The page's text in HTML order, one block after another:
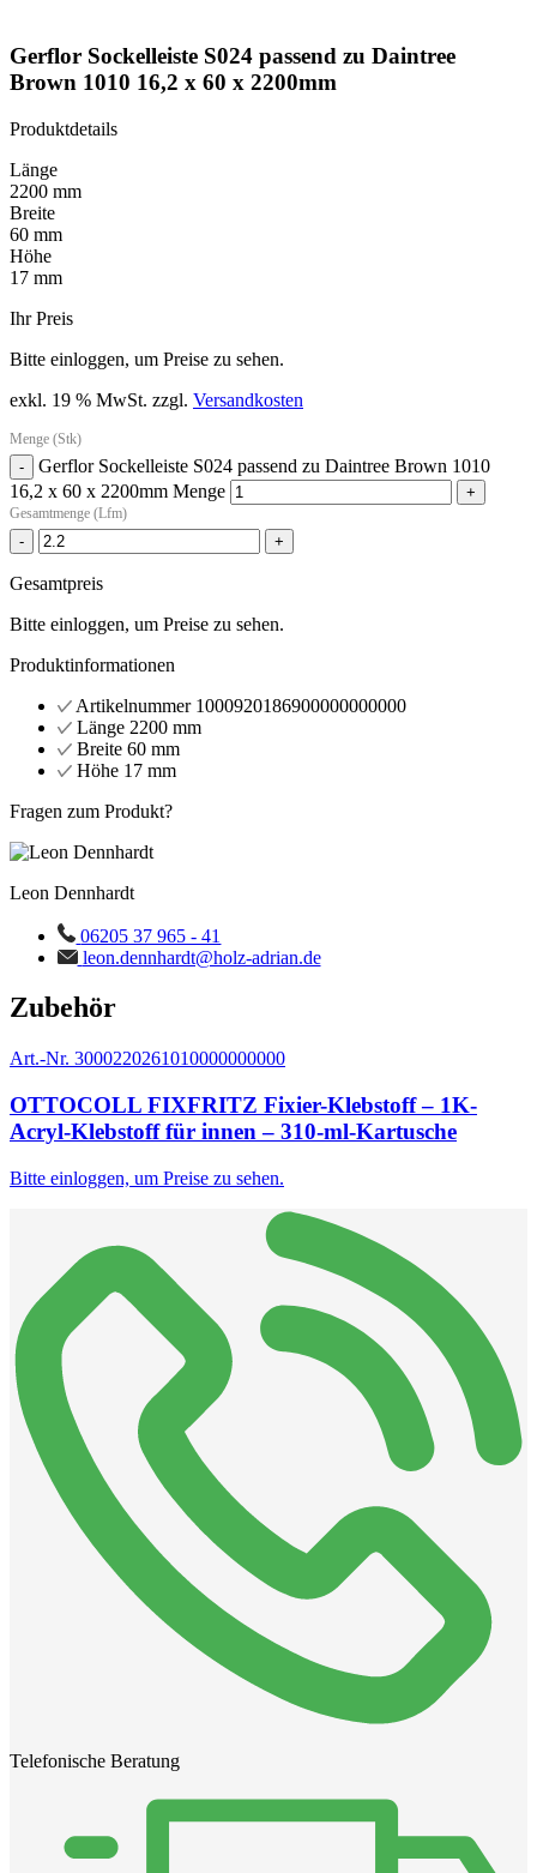
Gerflor Sockelleiste S024 passend zu Daintree
Brown 1010 16,2 x 60 x 2200mm
Produktdetails
Länge
2200 mm
Breite
60 mm
Höhe
17 mm
Ihr Preis
Bitte einloggen, um Preise zu sehen.
exkl. 19 % MwSt. zzgl. Versandkosten
Menge (Stk)
-
Gerflor Sockelleiste S024 passend zu Daintree Brown 1010
16,2 x 60 x 2200mm Menge
+
Gesamtmenge (Lfm)
- +
Gesamtpreis
Bitte einloggen, um Preise zu sehen.
Produktinformationen
Artikelnummer 1000920186900000000000
Länge 2200 mm
Breite 60 mm
Höhe 17 mm
Fragen zum Produkt?
Leon Dennhardt
06205 37 965 - 41
leon.dennhardt@holz-adrian.de
Zubehör
Art.-Nr. 3000220261010000000000
OTTOCOLL FIXFRITZ Fixier-Klebstoff – 1K-
Acryl-Klebstoff für innen – 310-ml-Kartusche
Bitte einloggen, um Preise zu sehen.
Telefonische Beratung